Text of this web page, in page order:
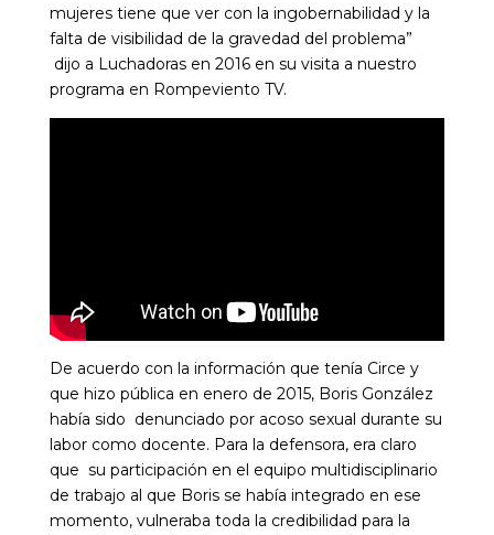
mujeres tiene que ver con la ingobernabilidad y la
falta de visibilidad de la gravedad del problema”
dijo a Luchadoras en 2016 en su visita a nuestro
programa en Rompeviento TV.
De acuerdo con la información que tenía Circe y
que hizo pública en enero de 2015, Boris González
había sido denunciado por acoso sexual durante su
labor como docente. Para la defensora, era claro
que su participación en el equipo multidisciplinario
de trabajo al que Boris se había integrado en ese
momento, vulneraba toda la credibilidad para la